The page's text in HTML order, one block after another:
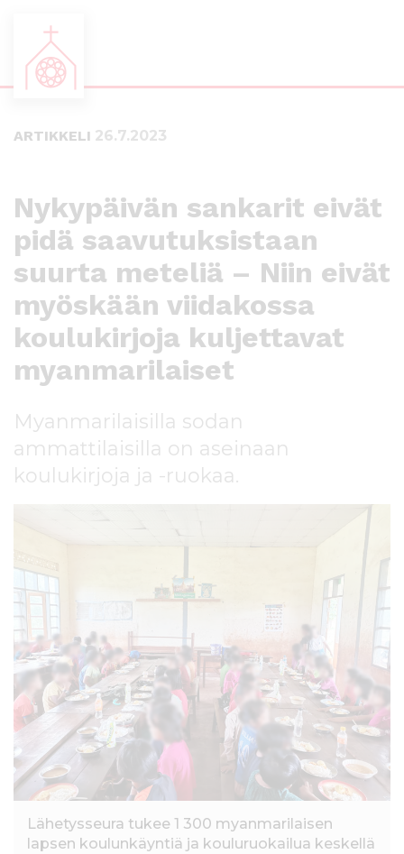
ARTIKKELI 26.7.2023
Nykypäivän sankarit eivät
pidä saavutuksistaan
suurta meteliä – Niin eivät
myöskään viidakossa
koulukirjoja kuljettavat
myanmarilaiset
Myanmarilaisilla sodan
ammattilaisilla on aseinaan
koulukirjoja ja -ruokaa.
Lähetysseura tukee 1 300 myanmarilaisen
lapsen koulunkäyntiä ja kouluruokailua keskellä